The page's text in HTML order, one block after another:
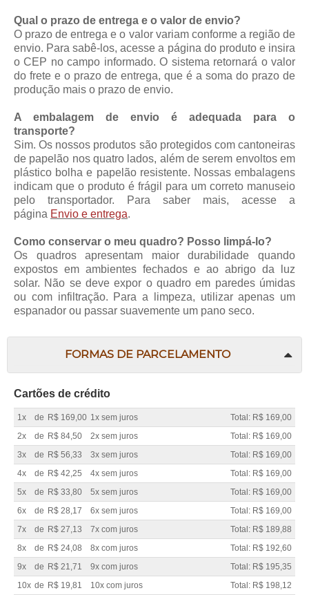
Qual o prazo de entrega e o valor de envio?
O prazo de entrega e o valor variam conforme a região de
envio. Para sabê-los, acesse a página do produto e insira
o CEP no campo informado. O sistema retornará o valor
do frete e o prazo de entrega, que é a soma do prazo de
produção mais o prazo de envio.
A embalagem de envio é adequada para o
transporte?
Sim. Os nossos produtos são protegidos com cantoneiras
de papelão nos quatro lados, além de serem envoltos em
plástico bolha e papelão resistente. Nossas embalagens
indicam que o produto é frágil para um correto manuseio
pelo transportador. Para saber mais, acesse a
página Envio e entrega.
Como conservar o meu quadro? Posso limpá-lo?
Os quadros apresentam maior durabilidade quando
expostos em ambientes fechados e ao abrigo da luz
solar. Não se deve expor o quadro em paredes úmidas
ou com infiltração. Para a limpeza, utilizar apenas um
espanador ou passar suavemente um pano seco.
FORMAS DE PARCELAMENTO
Cartões de crédito
1x de R$ 169,00 1x sem juros
Total: R$ 169,00
2x
de R$ 84,50 2x sem juros
Total: R$ 169,00
3x
de R$ 56,33 3x sem juros
Total: R$ 169,00
4x
de R$ 42,25 4x sem juros
Total: R$ 169,00
5x
de R$ 33,80 5x sem juros
Total: R$ 169,00
6x
de R$ 28,17 6x sem juros
Total: R$ 169,00
7x
de R$ 27,13 7x com juros
Total: R$ 189,88
8x
de R$ 24,08 8x com juros
Total: R$ 192,60
9x
de R$ 21,71 9x com juros
Total: R$ 195,35
10x de R$ 19,81 10x com juros
Total: R$ 198,12